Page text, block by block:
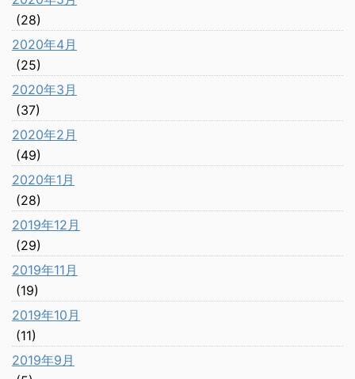
(28)
2020年4月
(25)
2020年3月
(37)
2020年2月
(49)
2020年1月
(28)
2019年12月
(29)
2019年11月
(19)
2019年10月
(11)
2019年9月